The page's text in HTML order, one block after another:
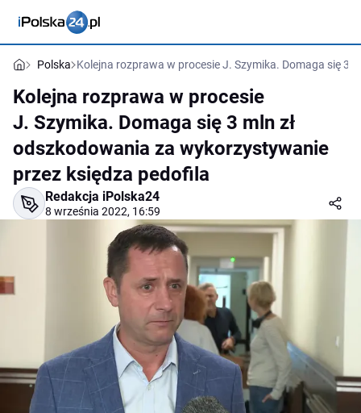
Polska Kolejna rozprawa w procesie J. Szymika. Domaga się 3
Kolejna rozprawa w procesie
J. Szymika. Domaga się 3 mln zł
odszkodowania za wykorzystywanie
przez księdza pedofila
Redakcja iPolska24
8 września 2022, 16:59